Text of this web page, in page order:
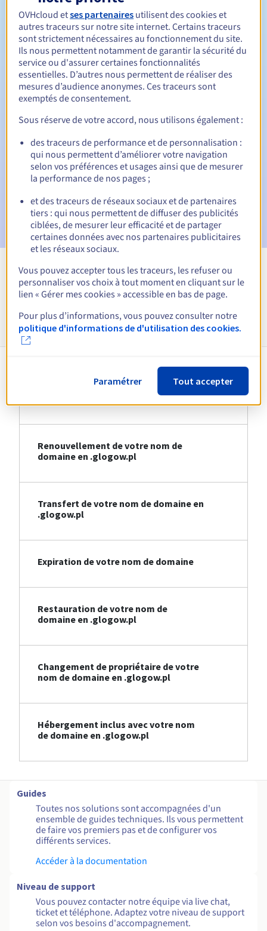
Durée de renouvellement Entre 1 et 10 ans
Période de rédemption
date d'échéance
E-mail le jour de l'expirationpour notification de la
suspension du nom de domaine
E-mail après la période de grâce de rédemptionpour
notification de la suppression du nom de domaine
Voir toutes les extensions
Informations sur le .glogow.pl
Création de votre nom de domaine en
Renouvellement de votre nom de
domaine en .glogow.pl
Transfert de votre nom de domaine en
.glogow.pl
Expiration de votre nom de domaine
Restauration de votre nom de
domaine en .glogow.pl
Changement de propriétaire de votre
nom de domaine en .glogow.pl
Hébergement inclus avec votre nom
de domaine en .glogow.pl
Guides
Toutes nos solutions sont accompagnées d'un
ensemble de guides techniques. Ils vous permettent
de faire vos premiers pas et de configurer vos
différents services.
Accéder à la documentation
Niveau de support
Vous pouvez contacter notre équipe via live chat,
ticket et téléphone. Adaptez votre niveau de support
selon vos besoins d'accompagnement.
OVHcloud etses partenaires utilisent des cookies et
autres traceurs sur notre site internet. Certains traceurs
sont strictement nécessaires au fonctionnement du site.
Ils nous permettent notamment de garantir la sécurité du
service ou d'assurer certaines fonctionnalités
essentielles. D’autres nous permettent de réaliser des
mesures d’audience anonymes. Ces traceurs sont
exemptés de consentement.
Sous réserve de votre accord, nous utilisons également :
des traceurs de performance et de personnalisation :
qui nous permettent d’améliorer votre navigation
selon vos préférences et usages ainsi que de mesurer
la performance de nos pages ;
et des traceurs de réseaux sociaux et de partenaires
tiers : qui nous permettent de diffuser des publicités
ciblées, de mesurer leur efficacité et de partager
certaines données avec nos partenaires publicitaires
et les réseaux sociaux.
Vous pouvez accepter tous les traceurs, les refuser ou
personnaliser vos choix à tout moment en cliquant sur le
lien « Gérer mes cookies » accessible en bas de page.
Pour plus d’informations, vous pouvez consulter notre
politique d'informations de d'utilisation des cookies.
Paramétrer Tout accepter